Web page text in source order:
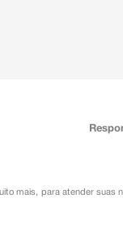
mais, para atender suas